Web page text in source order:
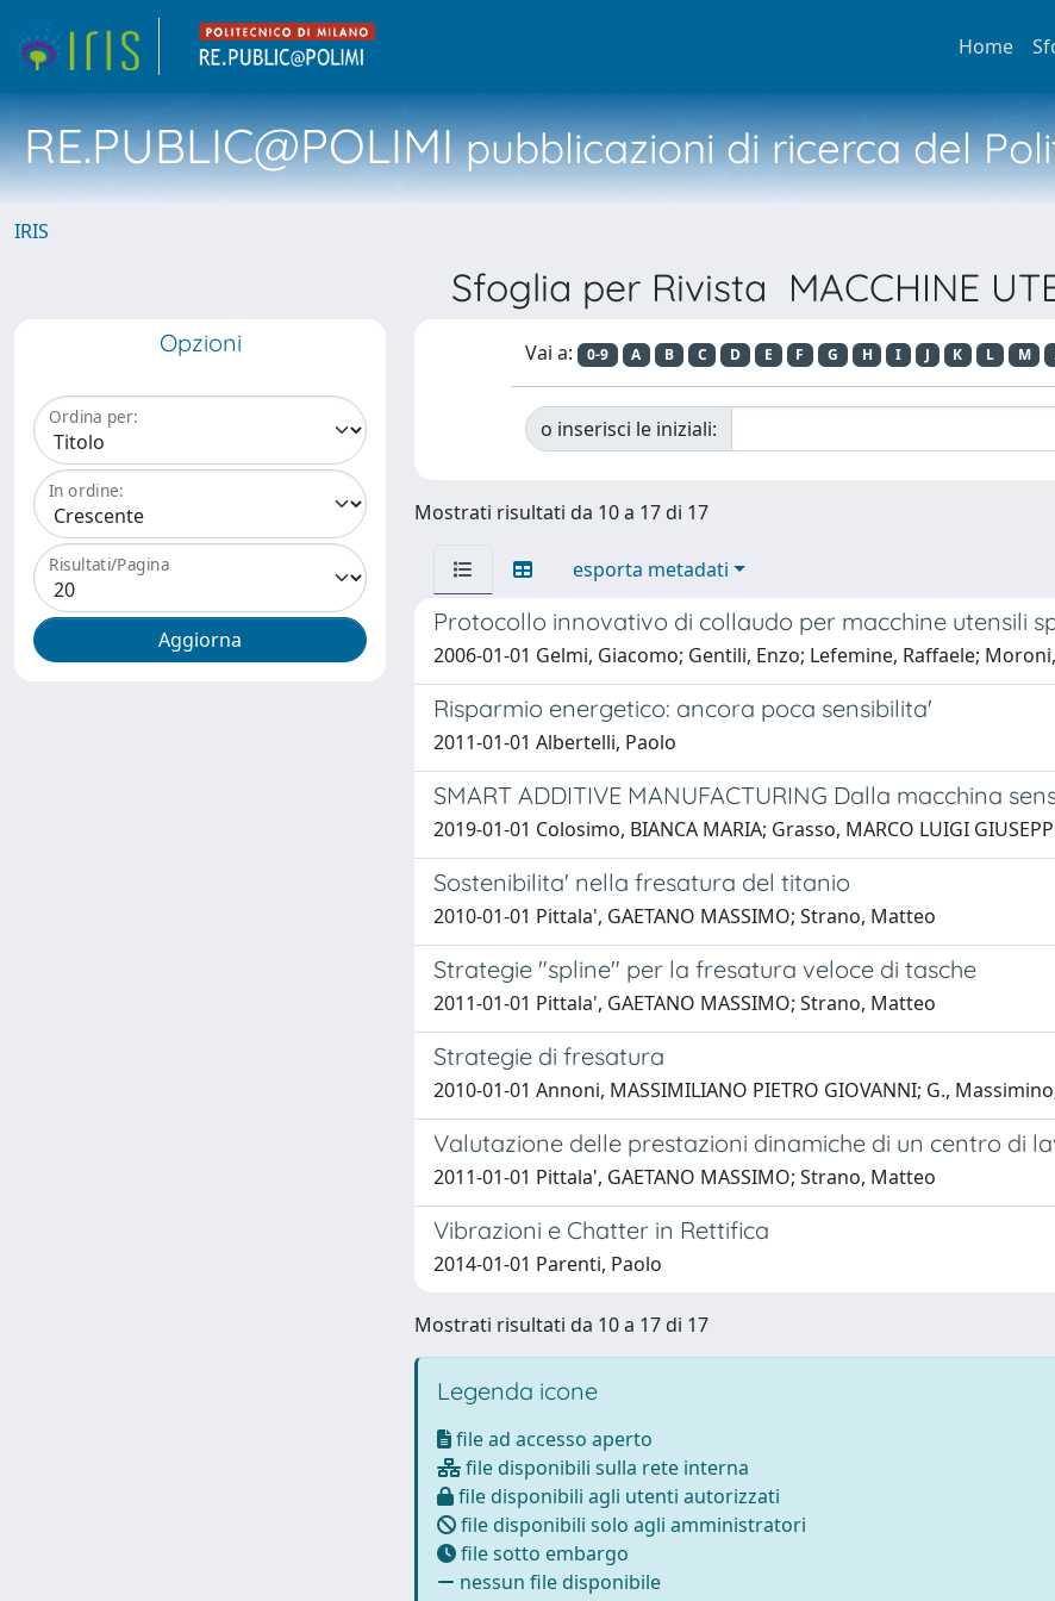
Home
RE.PUBLIC@POLIMIpubblicazioni di ricerca del
IRIS
Sfoglia per Rivista MACCHINE
Opzioni
Ordina per:
In ordine:
Risultati/Pagina
Vai a: 0-9 A B C D E F G H I J K L M
o inserisci le iniziali:
Mostrati risultati da 10 a 17 di 17
esporta metadati
Protocollo innovativo di collaudo per macchine utensili
2006-01-01 Gelmi, Giacomo; Gentili, Enzo; Lefemine, Raffaele;
Risparmio energetico: ancora poca sensibilita'
2011-01-01 Albertelli, Paolo
SMART ADDITIVE MANUFACTURING Dalla macchina
2019-01-01 Colosimo, BIANCA MARIA; Grasso, MARCO LUIGI
Sostenibilita' nella fresatura del titanio
2010-01-01 Pittala', GAETANO MASSIMO; Strano, Matteo
Strategie "spline" per la fresatura veloce di tasche
2011-01-01 Pittala', GAETANO MASSIMO; Strano, Matteo
Strategie di fresatura
2010-01-01 Annoni, MASSIMILIANO PIETRO GIOVANNI; G.,
Valutazione delle prestazioni dinamiche di un centro di
2011-01-01 Pittala', GAETANO MASSIMO; Strano, Matteo
Vibrazioni e Chatter in Rettifica
2014-01-01 Parenti, Paolo
Mostrati risultati da 10 a 17 di 17
Legenda icone
file ad accesso aperto
file disponibili sulla rete interna
file disponibili agli utenti autorizzati
file disponibili solo agli amministratori
file sotto embargo
nessun file disponibile